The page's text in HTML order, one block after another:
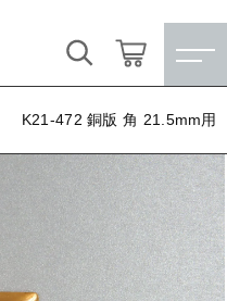
K21-472 銅版 角 21.5mm用
）
レット★
製品
索